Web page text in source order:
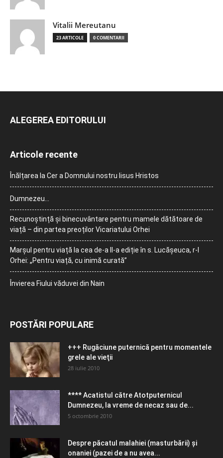
Vitalii Mereutanu
23 ARTICOLE 0 COMENTARII
ALEGEREA EDITORULUI
Articole recente
Înălțarea la Cer a Domnului nostru Iisus Hristos
Dumnezeu…
Recunoștință și binecuvântare pentru mamele dătătoare de
viață – din partea preoților Vicariatului Orhei
Marșul pentru viață la cea de-a II-a ediție în s. Lucășeuca, r-l
Orhei: „Pentru viață, cu inimă curată”
Învierea Fiului văduvei din Nain
POSTĂRI POPULARE
+++ Rugăciune puternică pentru momentele
grele ale vieţii
28 iulie 2010
**** Acatistul către Atotputernicul
Dumnezeu, la vreme de necaz sau de...
5 octombrie 2010
Despre păcatul malahiei (masturbării) şi
onaniei (pazei de a nu avea...